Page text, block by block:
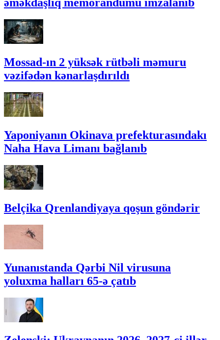
əməkdaşlıq memorandumu imzalanıb
Mossad-ın 2 yüksək rütbəli məmuru
vəzifədən kənarlaşdırıldı
Yaponiyanın Okinava prefekturasındakı
Naha Hava Limanı bağlanıb
Belçika Qrenlandiyaya qoşun göndərir
Yunanıstanda Qərbi Nil virusuna
yoluxma halları 65-ə çatıb